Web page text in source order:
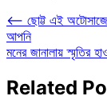
Post
navigation
⟵ ছোট্ট এই
আপনি
মনের জানালায় স্মৃতির
Related